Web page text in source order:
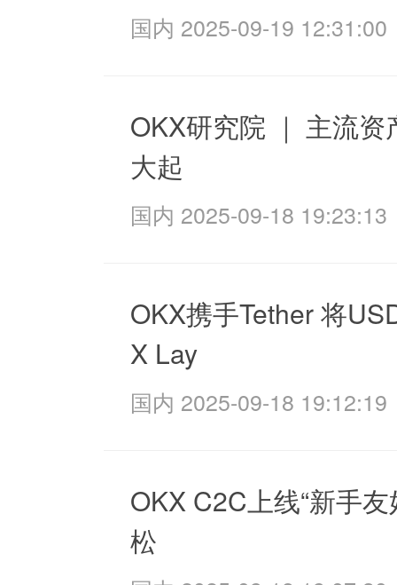
国内 2025-09-19 12:31:00
OKX研究院 ｜ 主流
大起
国内 2025-09-18 19:23:13
OKX携手Tether 将
X Lay
国内 2025-09-18 19:12:19
OKX C2C上线“新手友
松